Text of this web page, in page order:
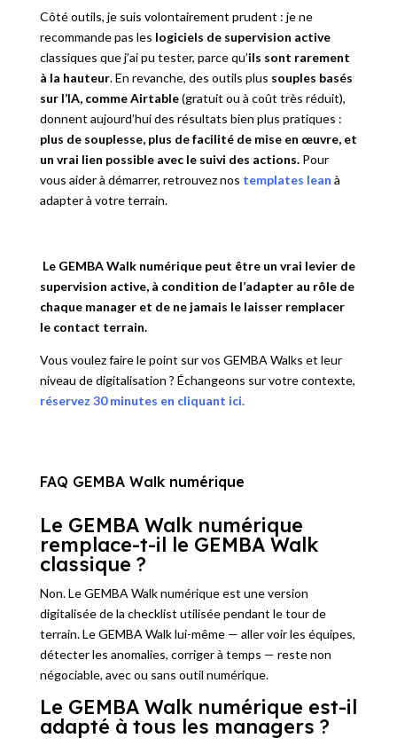
Côté outils, je suis volontairement prudent : je ne
recommande pas les logiciels de supervision active
classiques que j’ai pu tester, parce qu’ils sont rarement
à la hauteur. En revanche, des outils plus souples basés
sur l’IA, comme Airtable(gratuit ou à coût très réduit),
donnent aujourd’hui des résultats bien plus pratiques :
plus de souplesse, plus de facilité de mise en œuvre, et
un vrai lien possible avec le suivi des actions.Pour
vous aider à démarrer, retrouvez nos templates lean à
adapter à votre terrain.
Le GEMBA Walk numérique peut être un vrai levier de
supervision active, à condition de l’adapter au rôle de
chaque manager et de ne jamais le laisser remplacer
le contact terrain.
Vous voulez faire le point sur vos GEMBA Walks et leur
niveau de digitalisation ? Échangeons sur votre contexte,
réservez 30 minutes en cliquant ici.
FAQ GEMBA Walk numérique
Le GEMBA Walk numérique
remplace-t-il le GEMBA Walk
classique ?
Non. Le GEMBA Walk numérique est une version
digitalisée de la checklist utilisée pendant le tour de
terrain. Le GEMBA Walk lui-même — aller voir les équipes,
détecter les anomalies, corriger à temps — reste non
négociable, avec ou sans outil numérique.
Le GEMBA Walk numérique est-il
adapté à tous les managers ?